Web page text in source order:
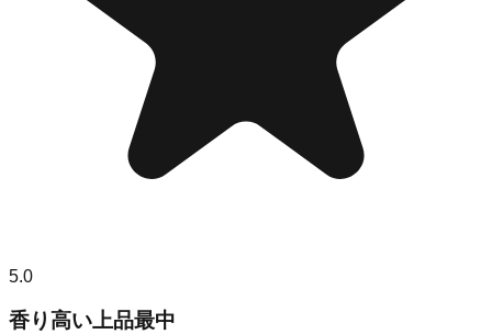
5.0
香り高い上品最中